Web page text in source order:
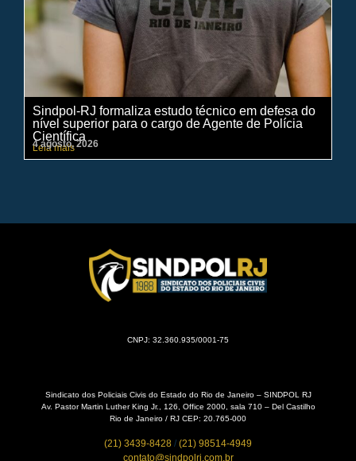
Sindpol-RJ formaliza estudo técnico em defesa do
nível superior para o cargo de Agente de Polícia
Científica
Leia mais
4 agosto, 2026
CNPJ: 32.360.935/0001-75
Sindicato dos Policiais Civis do Estado do Rio de Janeiro – SINDPOL RJ
Av. Pastor Martin Luther King Jr., 126, Office 2000, sala 710 – Del Castilho
Rio de Janeiro / RJ CEP: 20.765-000
(21) 3439-8428 / (21) 98514-4949
contato@sindpolrj.com.br